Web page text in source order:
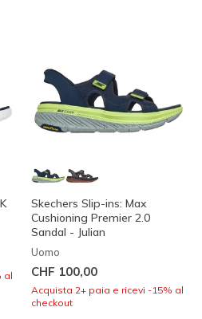
al
Skechers Slip-ins: Max
Cushioning Premier 2.0
Sandal - Julian
Uomo
CHF 100,00
Acquista 2+ paia e ricevi -15% al
checkout